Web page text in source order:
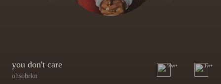
you don't care
ohsobrkn
10w+ 1w+